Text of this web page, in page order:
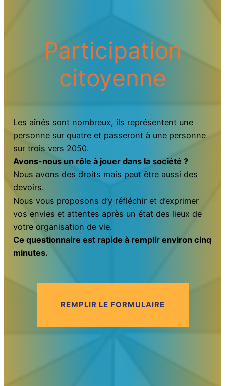
Participation
citoyenne
Les aînés sont nombreux, ils représentent une
personne sur quatre et passeront à une personne
sur trois vers 2050.
Avons-nous un rôle à jouer dans la société ?
Nous avons des droits mais peut être aussi des
devoirs.
Nous vous proposons d’y réfléchir et d’exprimer
vos envies et attentes après un état des lieux de
votre organisation de vie.
Ce questionnaire est rapide à remplir environ cinq
minutes.
REMPLIR LE FORMULAIRE